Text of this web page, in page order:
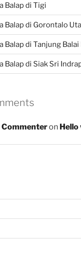
Balap di Tigi
Balap di Gorontalo
Balap di Tanjung
Balap di Siak Sri
on Hello